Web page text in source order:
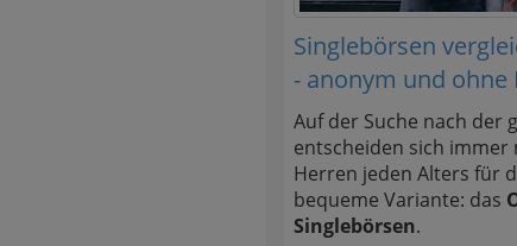
Singlebörsen
- anonym und ohne
Auf der Suche nach der
entscheiden sich immer
Herren jeden Alters für
bequeme Variante: das
Singlebörsen.